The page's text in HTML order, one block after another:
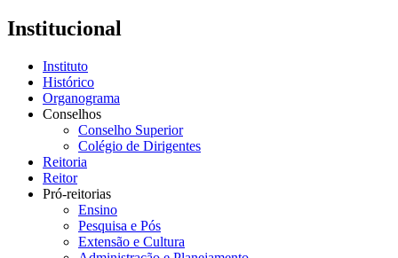
Institucional
Instituto
Histórico
Organograma
Conselhos
Conselho Superior
Colégio de Dirigentes
Reitoria
Reitor
Pró-reitorias
Ensino
Pesquisa e Pós
Extensão e Cultura